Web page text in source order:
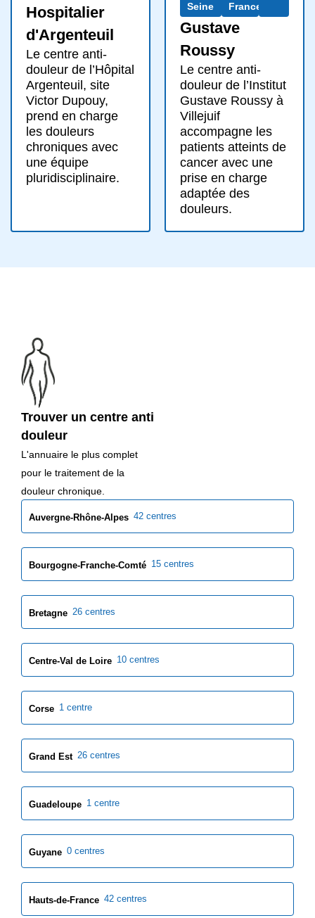
Hospitalier
d'Argenteuil
Le centre anti-
douleur de l’Hôpital
Argenteuil, site
Victor Dupouy,
prend en charge
les douleurs
chroniques avec
une équipe
pluridisciplinaire.
Seine
France
Gustave
Roussy
Le centre anti-
douleur de l’Institut
Gustave Roussy à
Villejuif
accompagne les
patients atteints de
cancer avec une
prise en charge
adaptée des
douleurs.
Trouver un centre anti
douleur
L'annuaire le plus complet
pour le traitement de la
douleur chronique.
Auvergne-Rhône-Alpes 42 centres
Bourgogne-Franche-Comté 15 centres
Bretagne 26 centres
Centre-Val de Loire 10 centres
Corse 1 centre
Grand Est 26 centres
Guadeloupe 1 centre
Guyane 0 centres
Hauts-de-France 42 centres